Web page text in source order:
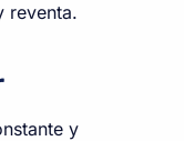
reventa.
y